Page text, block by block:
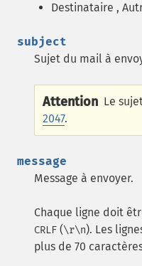
Destinataire ,
subject
Sujet du mail à
Attention Le
2047.
message
Message à envoyer.
Chaque ligne doit
CRLF (\r\n). Les
plus de 70